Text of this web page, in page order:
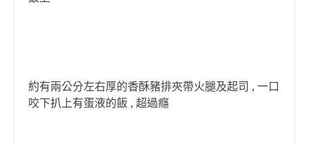
約有兩公分左右厚的香酥豬排夾帶火腿及起司 , 一口
咬下扒上有蛋液的飯 , 超過癮